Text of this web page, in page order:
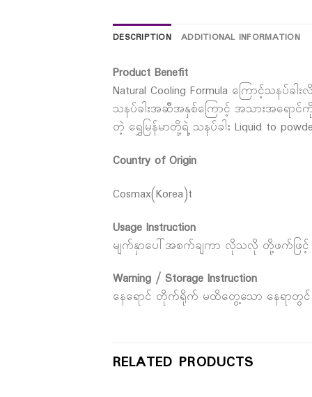
DESCRIPTION ADDITIONAL INFORMATION
Product Benefit
Natural Cooling Formula ကြောင့်သန
သနပ်ခါးအဆီအနှစ်ကြောင့် အသားအရောင်
တဲ့ ရွှေမြန်မာတို့ရဲ့ သနပ်ခါး Liquid to
Country of Origin
Cosmax(Korea)t
Usage Instruction
မျက်နှာပေါ်အစက်ချကာ လိုသလို တို့ဖက်ဖြင့်
Warning / Storage Instruction
နေရောင် တိုက်ရိုက် မထိတွေ့သော နေရာတွင်
RELATED PRODUCTS